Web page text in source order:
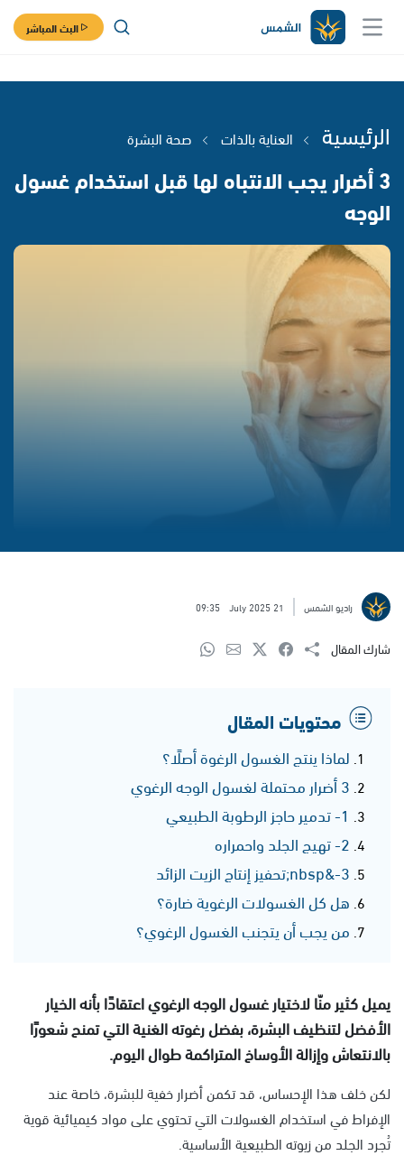
البث المباشر
الرئيسية العناية بالذات صحة البشرة
3 أضرار يجب الانتباه لها قبل استخدام غسول
الوجه
راديو الشمس 21 July 2025
09:35
شارك المقال
محتويات المقال
لماذا ينتج الغسول الرغوة أصلًا؟
3 أضرار محتملة لغسول الوجه الرغوي
1- تدمير حاجز الرطوبة الطبيعي
2- تهيج الجلد واحمراره
3-&nbsp;تحفيز إنتاج الزيت الزائد
هل كل الغسولات الرغوية ضارة؟
من يجب أن يتجنب الغسول الرغوي؟
يميل كثير منّا لاختيار غسول الوجه الرغوي اعتقادًا بأنه الخيار
الأفضل لتنظيف البشرة، بفضل رغوته الغنية التي تمنح شعورًا
بالانتعاش وإزالة الأوساخ المتراكمة طوال اليوم.
لكن خلف هذا الإحساس، قد تكمن أضرار خفية للبشرة، خاصة عند
الإفراط في استخدام الغسولات التي تحتوي على مواد كيميائية قوية
تُجرد الجلد من زيوته الطبيعية الأساسية.